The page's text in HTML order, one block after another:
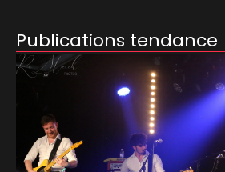
Publications tendance